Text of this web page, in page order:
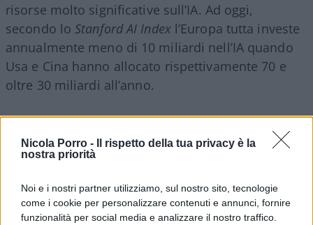
Nicola Porro -
Il rispetto della tua privacy è la
nostra priorità
Noi e i nostri partner utilizziamo, sul nostro sito, tecnologie
come i cookie per personalizzare contenuti e annunci, fornire
funzionalità per social media e analizzare il nostro traffico.
risorse molto significative sull’IA. Ad oggi,
secondo loStanford AI Indexl’Europa tutta investe
annualmente meno di 10 miliardi nell’IA quando
Usa e Cina hanno allocato rispettivamente 70 e
oltre 30 miliardi all’anno.
sarà un flop